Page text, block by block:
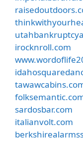
irocknroll.com
sardosbar.com
italianvolt.com